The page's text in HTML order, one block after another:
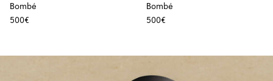
Bombé
500€
Bombé
500€